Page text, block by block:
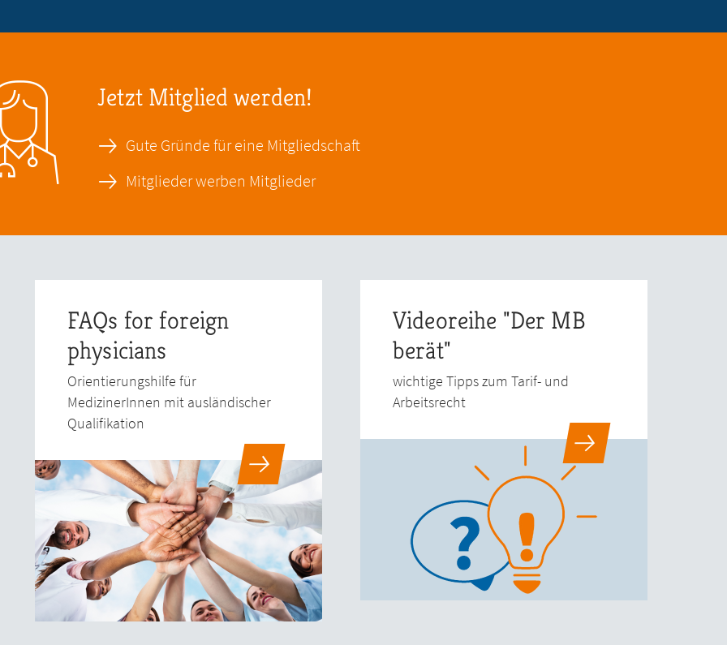
Jetzt Mitglied werden!
Gute Gründe für eine Mitgliedschaft
Mitglieder werben Mitglieder
FAQs for foreign
physicians
Orientierungshilfe für
MedizinerInnen mit ausländischer
Qualifikation
Videoreihe "Der MB
berät"
wichtige Tipps zum Tarif- und
Arbeitsrecht